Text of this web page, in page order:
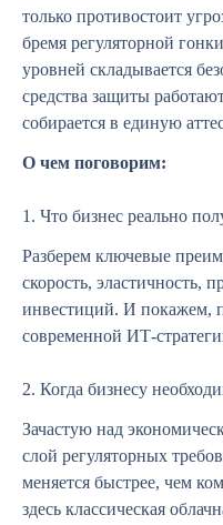
только противостоит
бремя регуляторной
уровней складывается
средства защиты
собирается в единую
О чем поговорим:
1. Что бизнес реально
Разберем ключевые
скорость, эластичность,
инвестиций. И покажем,
современной ИТ-
2. Когда бизнесу
Зачастую над
слой регуляторных
меняется быстрее, чем
здесь классическая